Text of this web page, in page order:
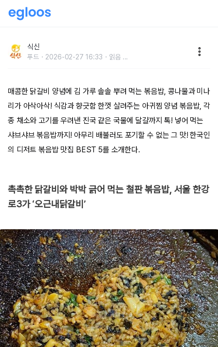
식신
푸드 2026-02-27 16:33 읽음 ...
매콤한 닭갈비 양념에 김 가루 솔솔 뿌려 먹는 볶음밥, 콩나물과 미나
리가 아삭아삭! 식감과 향긋함 한껏 살려주는 아귀찜 양념 볶음밥, 각
종 채소와 고기를 우려낸 진국 같은 국물에 달걀까지 톡! 넣어 먹는
샤브샤브 볶음밥까지! 아무리 배불러도 포기할 수 없는 그 맛! 한국인
의 디저트 볶음밥 맛집 BEST 5를 소개한다.
촉촉한 닭갈비와 박박 긁어 먹는 철판 볶음밥, 서울 한강
로3가 ‘오근내닭갈비’